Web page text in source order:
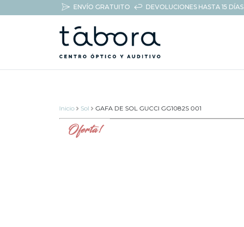
ENVÍO GRATUITO DEVOLUCIONES HASTA 15 DÍAS
Inicio Sol GAFA DE SOL GUCCI GG1082S 001
Oferta!